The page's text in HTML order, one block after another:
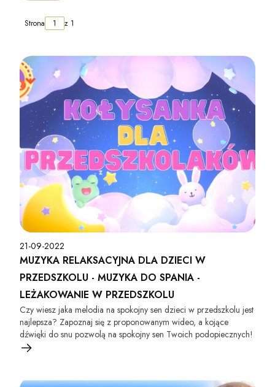
Strona z 1
21-09-2022
MUZYKA RELAKSACYJNA DLA DZIECI W
PRZEDSZKOLU - MUZYKA DO SPANIA -
LEŻAKOWANIE W PRZEDSZKOLU
Czy wiesz jaka melodia na spokojny sen dzieci w przedszkolu jest
najlepsza? Zapoznaj się z proponowanym wideo, a kojące
dźwięki do snu pozwolą na spokojny sen Twoich podopiecznych!